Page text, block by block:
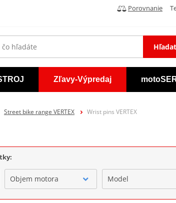
Porovnanie
Hľadať
Zľavy-Výpredaj
Street bike range VERTEX Wrist pins VERTEX
Objem motora Model